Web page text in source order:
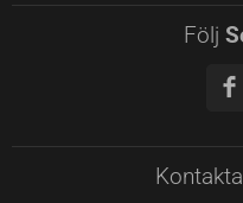
Följ
Kontakta